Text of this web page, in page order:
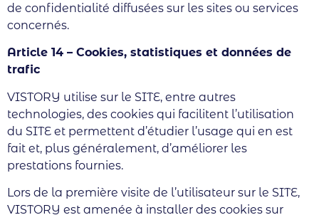
de confidentialité diffusées sur les sites ou services
concernés.
Article 14 – Cookies, statistiques et données de
trafic
VISTORY utilise sur le SITE, entre autres
technologies, des cookies qui facilitent l’utilisation
du SITE et permettent d’étudier l’usage qui en est
fait et, plus généralement, d’améliorer les
prestations fournies.
Lors de la première visite de l’utilisateur sur le SITE,
VISTORY est amenée à installer des cookies sur